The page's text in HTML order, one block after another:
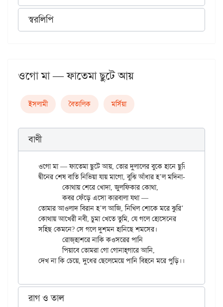
স্বরলিপি
ওগো মা — ফাতেমা ছুটে আয়
ইসলামী বৈতালিক মর্সিয়া
বাণী
ওগো মা — ফাতেমা ছুটে আয়, তোর দুলালের বুকে হানে ছুরি।
দ্বীনের শেষ বাতি নিভিয়া যায় মাগো, বুঝি আঁধার হ’ল মদিনা-পুরী।।
	কবর ফেঁড়ে এসো কারবালা যথা —
তোমার আওলাদ বিরান হ’ল আজি, নিখিল শোকে মরে ঝুরি’।।
কোথায় আখেরী নবী, চুমা খেতে তুমি, যে গলে হোসেনের
সহিছ কেমনে? সে গলে দুশমন হানিছে শমসের।
	পিয়াবে তোমরা গো গোনাহ্‌গারে আনি,
রাগ ও তাল